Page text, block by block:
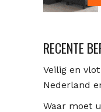
RECENTE
Veilig en
Nederland
Waar moet